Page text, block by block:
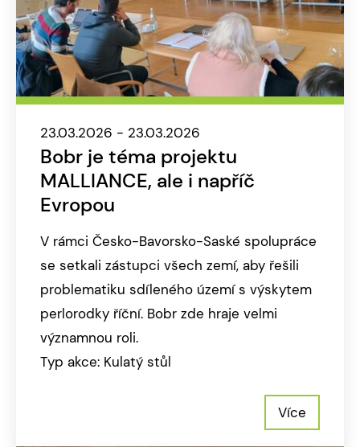
23.03.2026 - 23.03.2026
Bobr je téma projektu
MALLIANCE, ale i napříč
Evropou
V rámci Česko-Bavorsko-Saské spolupráce
se setkali zástupci všech zemí, aby řešili
problematiku sdíleného území s výskytem
perlorodky říční. Bobr zde hraje velmi
významnou roli.
Typ akce: Kulatý stůl
Více